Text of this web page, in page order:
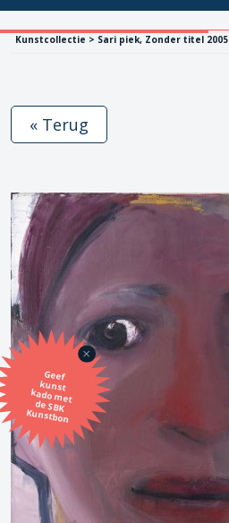
Kunstcollectie > Sari piek, Zonder titel 2005
Geef
kunst
kado met
de SBK
Kunstbon
« Terug